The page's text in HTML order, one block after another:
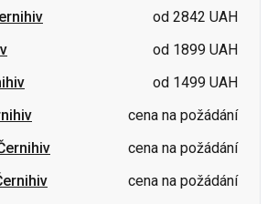
od 2842 UAH
od 1899 UAH
od 1499 UAH
cena na požádání
cena na požádání
cena na požádání